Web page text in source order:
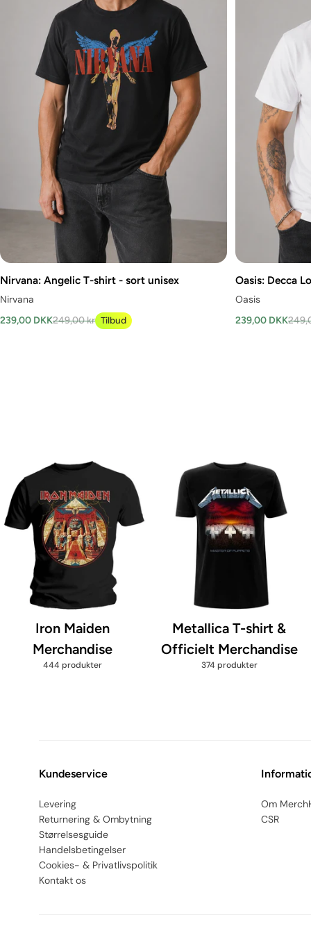
Nirvana: Angelic T-shirt - sort unisex
Nirvana
239,00 DKK249,00 kr Tilbud
Oasis: Decca
Oasis
239,00 DKK
Iron Maiden
Merchandise
444 produkter
Metallica T-shirt &
Officielt Merchandise
374 produkter
Kundeservice
Levering
Returnering & Ombytning
Størrelsesguide
Handelsbetingelser
Cookies- & Privatlivspolitik
Kontakt os
Om
CSR